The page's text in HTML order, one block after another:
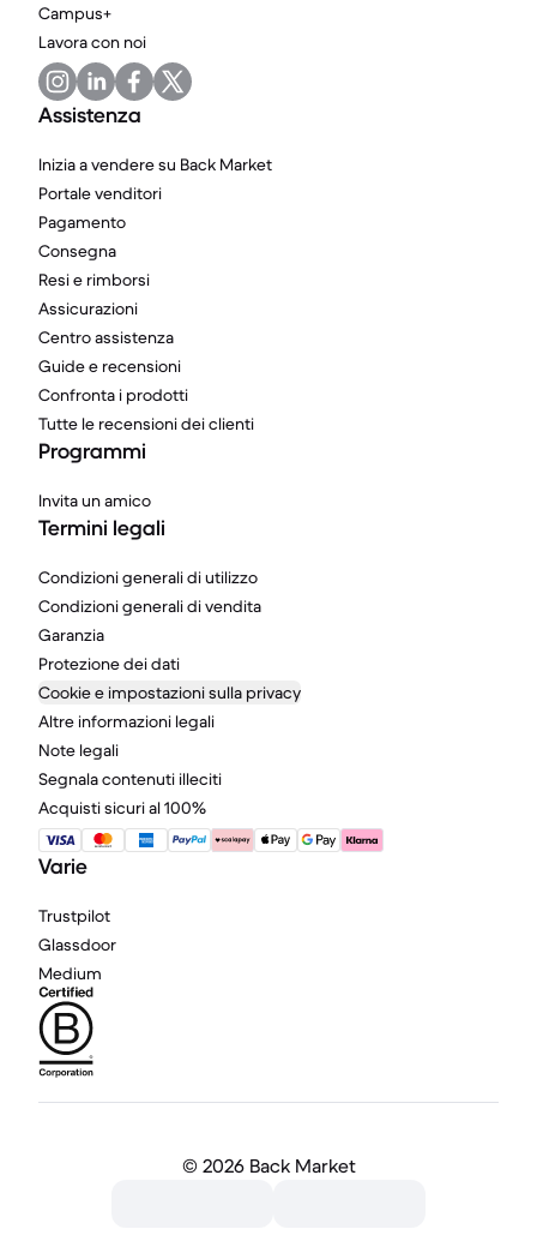
Campus+
Lavora con noi
Assistenza
Inizia a vendere su Back Market
Portale venditori
Pagamento
Consegna
Resi e rimborsi
Assicurazioni
Centro assistenza
Guide e recensioni
Confronta i prodotti
Tutte le recensioni dei clienti
Programmi
Invita un amico
Termini legali
Condizioni generali di utilizzo
Condizioni generali di vendita
Garanzia
Protezione dei dati
Cookie e impostazioni sulla privacy
Altre informazioni legali
Note legali
Segnala contenuti illeciti
Acquisti sicuri al 100%
Varie
Trustpilot
Glassdoor
Medium
© 2026 Back Market